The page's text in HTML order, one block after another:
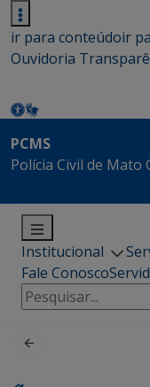
ir para conteúdoir
Ouvidoria
PCMS
Polícia Civil de Mato
Institucional
Fale Conosco
Pesquisar
por: